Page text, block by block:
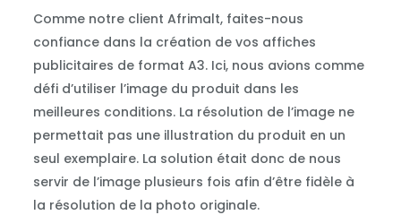
Comme notre client Afrimalt, faites-nous
confiance dans la création de vos affiches
publicitaires de format A3. Ici, nous avions comme
défi d’utiliser l’image du produit dans les
meilleures conditions. La résolution de l’image ne
permettait pas une illustration du produit en un
seul exemplaire. La solution était donc de nous
servir de l’image plusieurs fois afin d’être fidèle à
la résolution de la photo originale.